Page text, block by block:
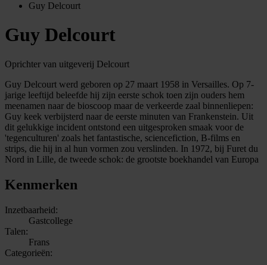
Guy Delcourt
Guy Delcourt
Oprichter van uitgeverij Delcourt
Guy Delcourt werd geboren op 27 maart 1958 in Versailles. Op 7-
jarige leeftijd beleefde hij zijn eerste schok toen zijn ouders hem
meenamen naar de bioscoop maar de verkeerde zaal binnenliepen:
Guy keek verbijsterd naar de eerste minuten van Frankenstein. Uit
dit gelukkige incident ontstond een uitgesproken smaak voor de
'tegenculturen' zoals het fantastische, sciencefiction, B-films en
strips, die hij in al hun vormen zou verslinden. In 1972, bij Furet du
Nord in Lille, de tweede schok: de grootste boekhandel van Europa
Kenmerken
Inzetbaarheid:
Gastcollege
Talen:
Frans
Categorieën: